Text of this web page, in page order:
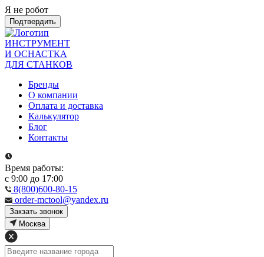
Я не робот
Подтвердить
ИНСТРУМЕНТ
И ОСНАСТКА
ДЛЯ СТАНКОВ
Бренды
О компании
Оплата и доставка
Калькулятор
Блог
Контакты
Время работы:
с 9:00 до 17:00
8(800)600-80-15
order-mctool@yandex.ru
Закзать звонок
Москва